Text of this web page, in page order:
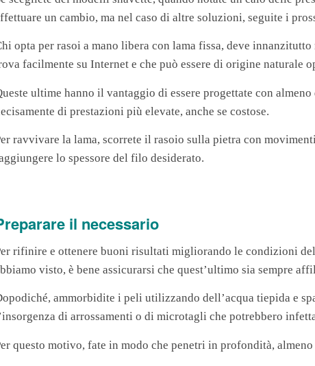
un cambio, ma nel caso di altre soluzioni, seguite i
opta per rasoi a mano libera con lama fissa, deve
facilmente su Internet e che può essere di origine naturale
ultime hanno il vantaggio di essere progettate con
di prestazioni più elevate, anche se costose.
ravvivare la lama, scorrete il rasoio sulla pietra con
lo spessore del filo desiderato.
il necessario
rifinire e ottenere buoni risultati migliorando le condizioni
visto, è bene assicurarsi che quest’ultimo sia sempre
ammorbidite i peli utilizzando dell’acqua tiepida e
di arrossamenti o di microtagli che potrebbero
questo motivo, fate in modo che penetri in profondità,